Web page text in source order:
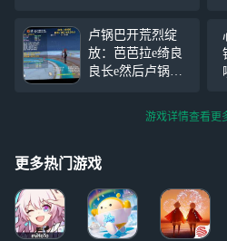
在回过头，好不可思议啊
卢锅巴开荒烈绽
放：芭芭拉e绮良
良长e然后卢锅巴e
的了但是打不了一
点火史莱姆和骗骗
了，只希望小保底
游戏详情查看更
更多热门游戏